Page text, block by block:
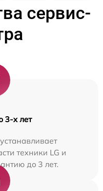
сервис-
3-х лет
техники LG и
до 3 лет.